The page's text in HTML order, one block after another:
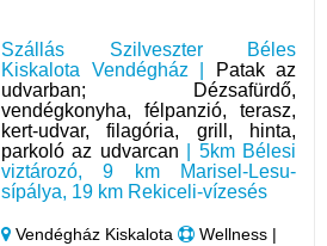
Szállás Szilveszter Béles
Kiskalota Vendégház |
Patak az
udvarban; Dézsafürdő,
vendégkonyha, félpanzió, terasz,
kert-udvar, filagória, grill, hinta,
parkoló az udvarcan | 5km Bélesi
viztározó, 9 km Marisel-Lesu-
sípálya, 19 km Rekiceli-vízesés
Vendégház Kiskalota
Wellness |